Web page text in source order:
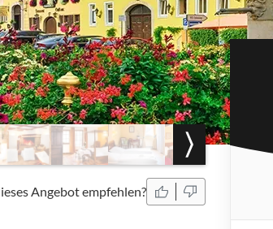
Angebot empfehlen?